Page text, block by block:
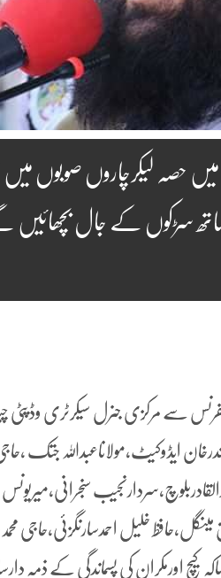
لیکرچاروں صوبوں میں
سڑکوں کے جال بچھائیں
سے مرکزی جنرل سیکرٹری وڈپٹی
ایڈوکیٹ،مولاناعبداللہ جتک
خلیل احمدسارنگزئی،حاجی
کیچ اورمکران کی پسماندگی کے ذمہ